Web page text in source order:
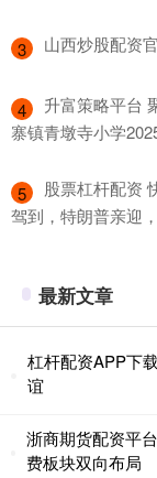
3 山西炒股配资
4
升富策略平台
寨镇青墩寺小学
5
股票杠杆配资
驾到，特朗普亲迎
最新文章
杠杆配资APP下
谊
浙商期货配资平
费板块双向布局